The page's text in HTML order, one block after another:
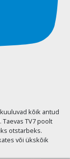
kõik antud
TV7 poolt
otstarbeks.
või ükskõik